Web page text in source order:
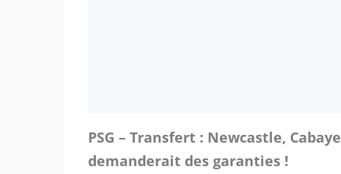
PSG – Transfert : Newcastle, Cabaye
demanderait des garanties !